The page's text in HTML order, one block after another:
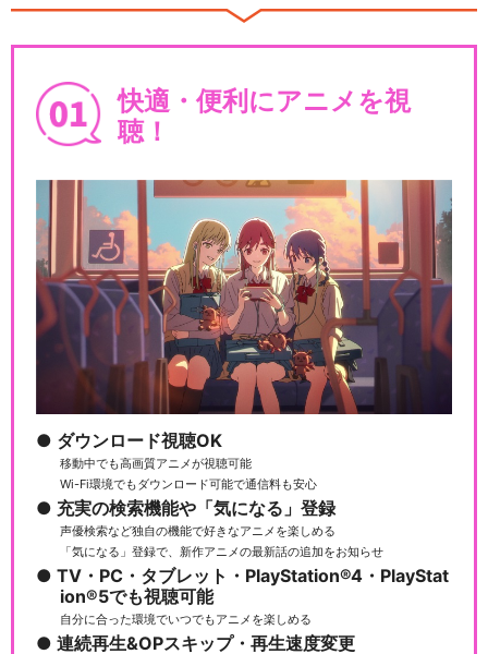
快適・便利にアニメを視
聴！
ダウンロード視聴OK
移動中でも高画質アニメが視聴可能
Wi-Fi環境でもダウンロード可能で通信料も安心
充実の検索機能や「気になる」登録
声優検索など独自の機能で好きなアニメを楽しめる
「気になる」登録で、新作アニメの最新話の追加をお知らせ
TV・PC・タブレット・PlayStation®4・PlayStat
ion®5でも視聴可能
自分に合った環境でいつでもアニメを楽しめる
連続再生&OPスキップ・再生速度変更